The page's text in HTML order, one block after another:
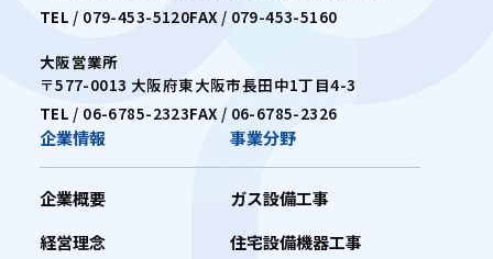
TEL / 079-453-5120FAX / 079-453-5160
大阪営業所
〒577-0013 大阪府東大阪市長田中1丁目4-3
TEL / 06-6785-2323FAX / 06-6785-2326
企業情報
企業概要
経営理念
事業分野
ガス設備工事
住宅設備機器工事